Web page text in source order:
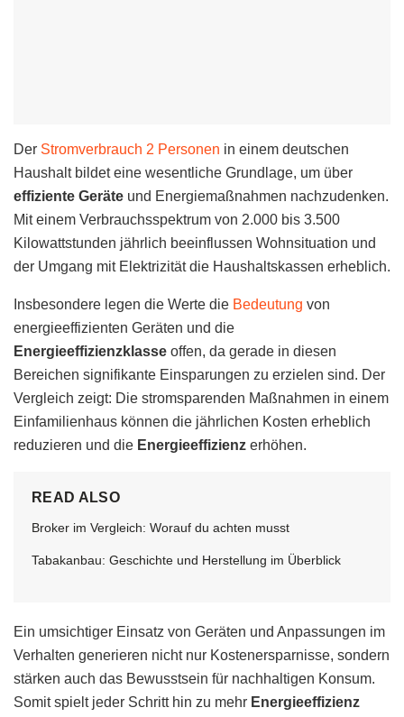
Der Stromverbrauch 2 Personen in einem deutschen
Haushalt bildet eine wesentliche Grundlage, um über
effiziente Geräte und Energiemaßnahmen nachzudenken.
Mit einem Verbrauchsspektrum von 2.000 bis 3.500
Kilowattstunden jährlich beeinflussen Wohnsituation und
der Umgang mit Elektrizität die Haushaltskassen erheblich.
Insbesondere legen die Werte die Bedeutung von
energieeffizienten Geräten und die
Energieeffizienzklasse offen, da gerade in diesen
Bereichen signifikante Einsparungen zu erzielen sind. Der
Vergleich zeigt: Die stromsparenden Maßnahmen in einem
Einfamilienhaus können die jährlichen Kosten erheblich
reduzieren und die Energieeffizienz erhöhen.
READ ALSO
Broker im Vergleich: Worauf du achten musst
Tabakanbau: Geschichte und Herstellung im Überblick
Ein umsichtiger Einsatz von Geräten und Anpassungen im
Verhalten generieren nicht nur Kostenersparnisse, sondern
stärken auch das Bewusstsein für nachhaltigen Konsum.
Somit spielt jeder Schritt hin zu mehr Energieeffizienz